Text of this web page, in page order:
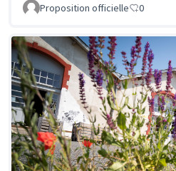
Proposition officielle 0